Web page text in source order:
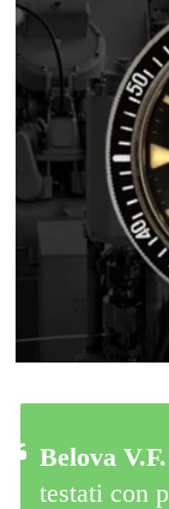
Belova
testati con